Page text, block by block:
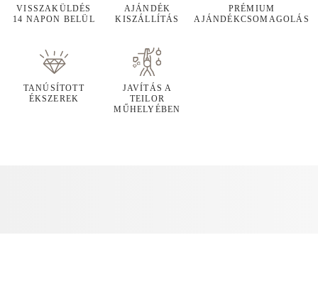
VISSZAKÜLDÉS
14 NAPON BELÜL
AJÁNDÉK
KISZÁLLÍTÁS
PRÉMIUM
AJÁNDÉKCSOMAGOLÁS
TANÚSÍTOTT
ÉKSZEREK
JAVÍTÁS A
TEILOR
MŰHELYÉBEN